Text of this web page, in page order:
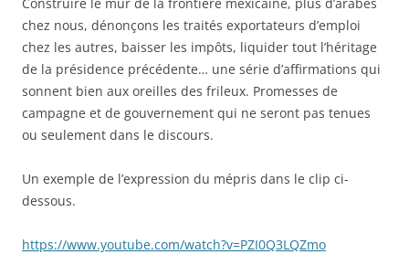
chez nous, dénonçons les traités exportateurs d’emploi
chez les autres, baisser les impôts, liquider tout l’héritage
de la présidence précédente… une série d’affirmations qui
sonnent bien aux oreilles des frileux. Promesses de
campagne et de gouvernement qui ne seront pas tenues
ou seulement dans le discours.
Un exemple de l’expression du mépris dans le clip ci-
dessous.
https://www.youtube.com/watch?v=PZI0Q3LQZmo